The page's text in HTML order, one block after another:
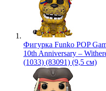
Фигурка Funko POP
10th Anniversary –
(1033) (83091) (9,5 см)